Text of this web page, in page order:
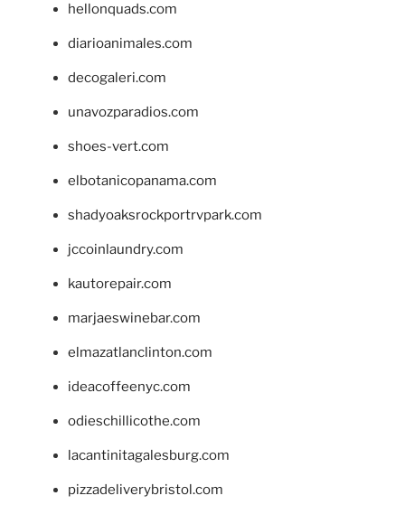
hellonquads.com
diarioanimales.com
decogaleri.com
unavozparadios.com
shoes-vert.com
elbotanicopanama.com
shadyoaksrockportrvpark.com
jccoinlaundry.com
kautorepair.com
marjaeswinebar.com
elmazatlanclinton.com
ideacoffeenyc.com
odieschillicothe.com
lacantinitagalesburg.com
pizzadeliverybristol.com